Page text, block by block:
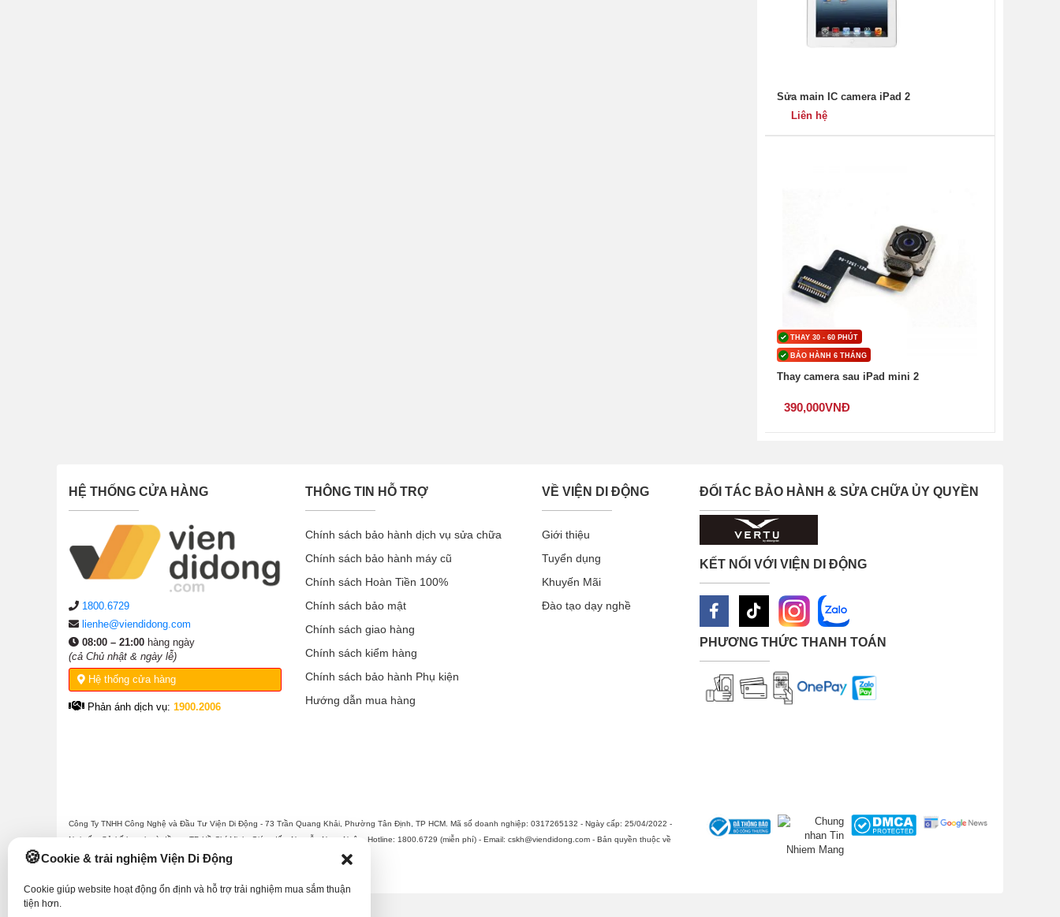
Cookie & trải nghiệm Viện Di Động
Cookie giúp website hoạt động ổn định và hỗ trợ trải nghiệm mua sắm thuận
tiện hơn.
Sửa main IC camera iPad 2
Liên hệ
THAY 30 - 60 PHÚT
BẢO HÀNH 6 THÁNG
Thay camera sau iPad mini 2
390,000VNĐ
HỆ THỐNG CỬA HÀNG
1800.6729
lienhe@viendidong.com
08:00 – 21:00 hàng ngày
(cả Chủ nhật & ngày lễ)
Hệ thống cửa hàng
Phản ánh dịch vụ: 1900.2006
THÔNG TIN HỖ TRỢ
Chính sách bảo hành dịch vụ sửa chữa
Chính sách bảo hành máy cũ
Chính sách Hoàn Tiền 100%
Chính sách bảo mật
Chính sách giao hàng
Chính sách kiểm hàng
Chính sách bảo hành Phụ kiện
Hướng dẫn mua hàng
VỀ VIỆN DI ĐỘNG
Giới thiệu
Tuyển dụng
Khuyến Mãi
Đào tạo dạy nghề
ĐỐI TÁC BẢO HÀNH & SỬA CHỮA ỦY QUYỀN
KẾT NỐI VỚI VIỆN DI ĐỘNG
PHƯƠNG THỨC THANH TOÁN
Công Ty TNHH Công Nghệ và Đầu Tư Viện Di Động - 73 Trần Quang Khải, Phường Tân Định, TP HCM. Mã số doanh nghiệp: 0317265132 - Ngày cấp: 25/04/2022 -
Nơi cấp: Sở kế hoạch và đầu tư TP Hồ Chí Minh. Giám đốc: Nguyễn Ngọc Ngân. Hotline: 1800.6729 (miễn phí) - Email: cskh@viendidong.com - Bản quyền thuộc về
Viện Di Động.